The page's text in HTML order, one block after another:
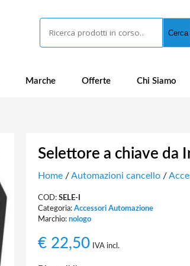
Cerca
Marche Offerte Chi Siamo
Selettore a chiave da
Home/Automazioni cancello/
COD: SELE-I
Categoria: Accessori Automazione
Marchio: nologo
€22,50 IVA incl.